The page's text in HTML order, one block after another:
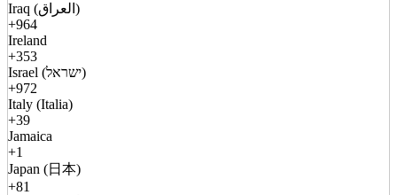
Iraq (العراق)
+964
Ireland
+353
Israel (ישראל)
+972
Italy (Italia)
+39
Jamaica
+1
Japan (日本)
+81